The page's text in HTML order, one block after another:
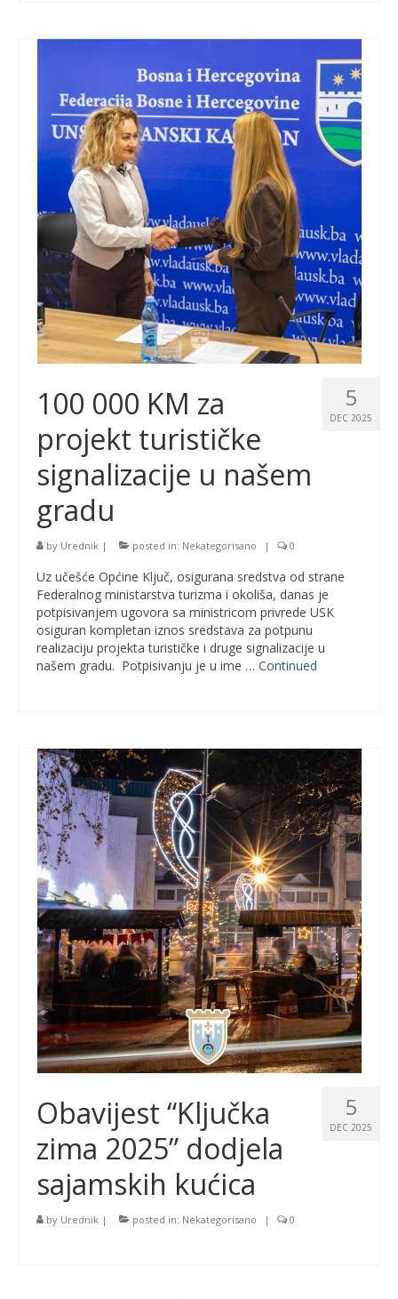
5
DEC 2025
100 000 KM za
projekt turističke
signalizacije u našem
gradu
by Urednik | posted in: Nekategorisano | 0
Uz učešće Općine Ključ, osigurana sredstva od strane
Federalnog ministarstva turizma i okoliša, danas je
potpisivanjem ugovora sa ministricom privrede USK
osiguran kompletan iznos sredstava za potpunu
realizaciju projekta turističke i druge signalizacije u
našem gradu. Potpisivanju je u ime … Continued
5
DEC 2025
Obavijest “Ključka
zima 2025” dodjela
sajamskih kućica
by Urednik | posted in: Nekategorisano | 0